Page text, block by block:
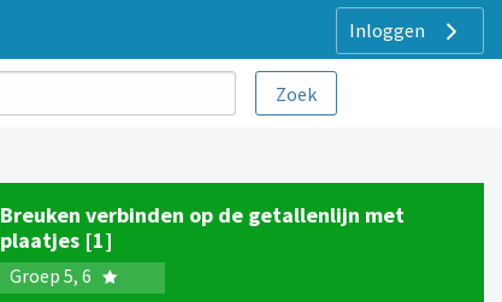
Inloggen
Breuken verbinden op de getallenlijn met
plaatjes [1]
Groep 5, 6